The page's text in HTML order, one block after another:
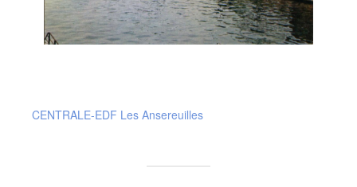
CENTRALE-EDF Les Ansereuilles